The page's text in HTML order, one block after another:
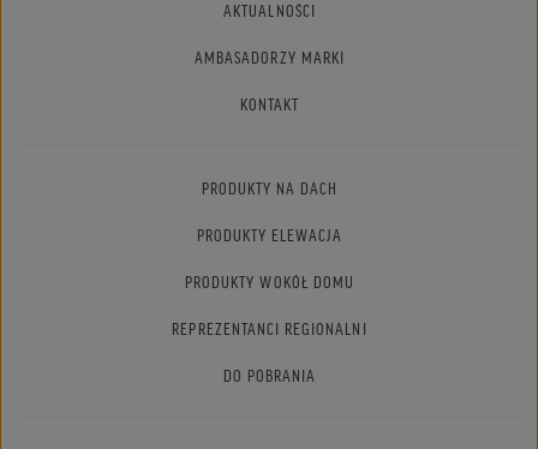
AKTUALNOŚCI
AMBASADORZY MARKI
KONTAKT
PRODUKTY NA DACH
PRODUKTY ELEWACJA
PRODUKTY WOKÓŁ DOMU
REPREZENTANCI REGIONALNI
DO POBRANIA